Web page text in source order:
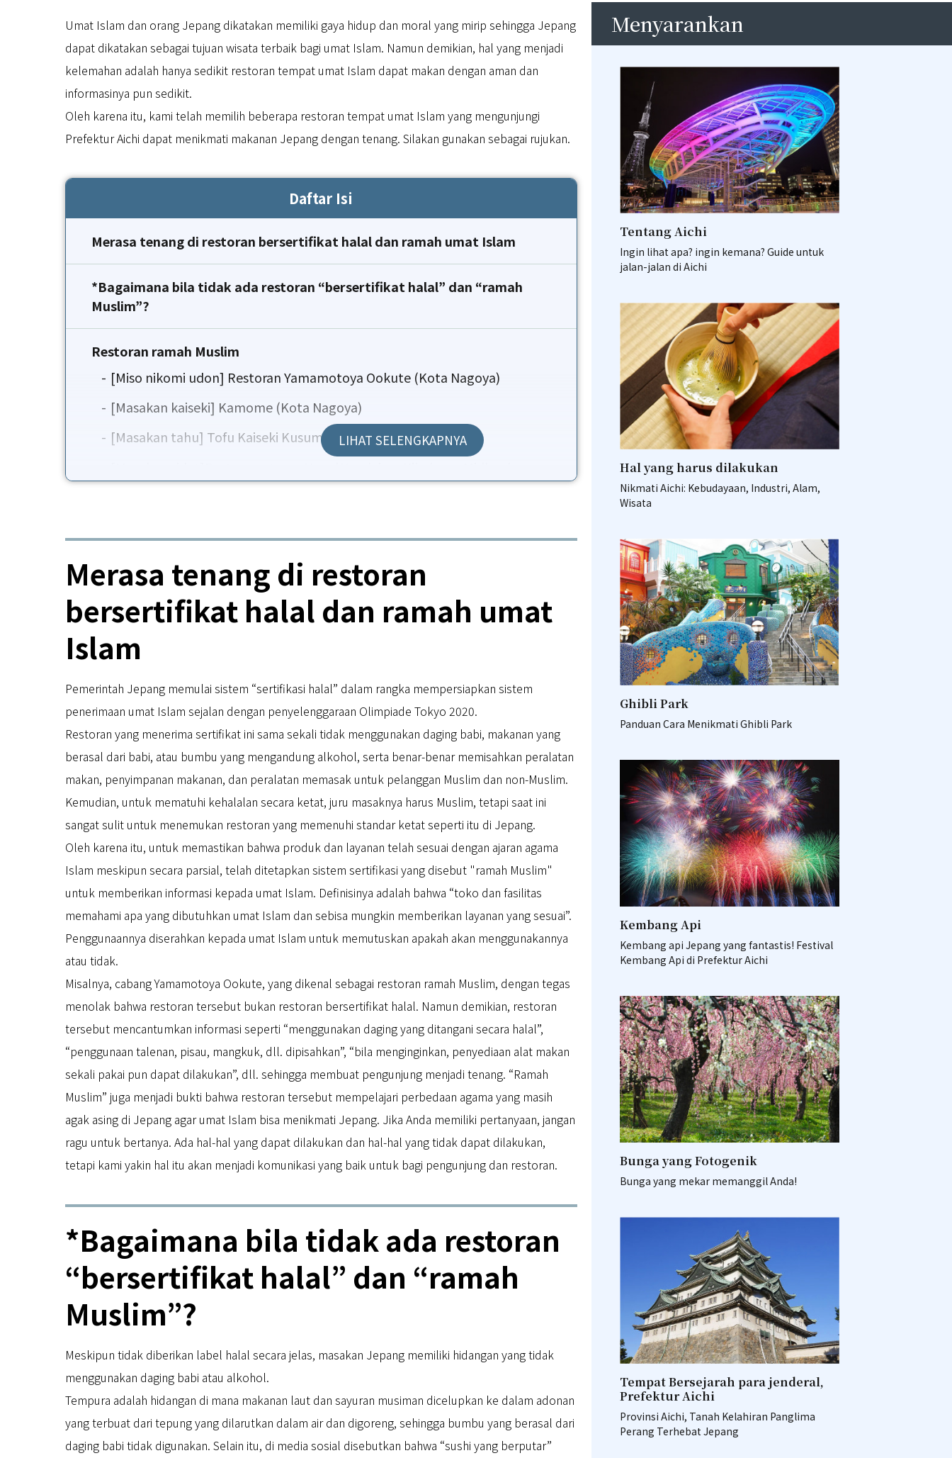
Umat Islam dan orang Jepang dikatakan memiliki gaya hidup dan moral yang mirip sehingga Jepang
dapat dikatakan sebagai tujuan wisata terbaik bagi umat Islam. Namun demikian, hal yang menjadi
kelemahan adalah hanya sedikit restoran tempat umat Islam dapat makan dengan aman dan
informasinya pun sedikit.
Oleh karena itu, kami telah memilih beberapa restoran tempat umat Islam yang mengunjungi
Prefektur Aichi dapat menikmati makanan Jepang dengan tenang. Silakan gunakan sebagai rujukan.
Daftar Isi
Merasa tenang di restoran bersertifikat halal dan ramah umat Islam
*Bagaimana bila tidak ada restoran “bersertifikat halal” dan “ramah
Muslim”?
Restoran ramah Muslim
[Miso nikomi udon] Restoran Yamamotoya Ookute (Kota Nagoya)
[Masakan kaiseki] Kamome (Kota Nagoya)
[Masakan tahu] Tofu Kaiseki Kusumura (Kota Nagoya)
Square Nagoya (Kota Nagoya)
[Peta Ramah Muslim]
LIHAT SELENGKAPNYA
Merasa tenang di restoran
bersertifikat halal dan ramah umat
Islam
Pemerintah Jepang memulai sistem “sertifikasi halal” dalam rangka mempersiapkan sistem
penerimaan umat Islam sejalan dengan penyelenggaraan Olimpiade Tokyo 2020.
Restoran yang menerima sertifikat ini sama sekali tidak menggunakan daging babi, makanan yang
berasal dari babi, atau bumbu yang mengandung alkohol, serta benar-benar memisahkan peralatan
makan, penyimpanan makanan, dan peralatan memasak untuk pelanggan Muslim dan non-Muslim.
Kemudian, untuk mematuhi kehalalan secara ketat, juru masaknya harus Muslim, tetapi saat ini
sangat sulit untuk menemukan restoran yang memenuhi standar ketat seperti itu di Jepang.
Oleh karena itu, untuk memastikan bahwa produk dan layanan telah sesuai dengan ajaran agama
Islam meskipun secara parsial, telah ditetapkan sistem sertifikasi yang disebut "ramah Muslim"
untuk memberikan informasi kepada umat Islam. Definisinya adalah bahwa “toko dan fasilitas
memahami apa yang dibutuhkan umat Islam dan sebisa mungkin memberikan layanan yang sesuai”.
Penggunaannya diserahkan kepada umat Islam untuk memutuskan apakah akan menggunakannya
atau tidak.
Misalnya, cabang Yamamotoya Ookute, yang dikenal sebagai restoran ramah Muslim, dengan tegas
menolak bahwa restoran tersebut bukan restoran bersertifikat halal. Namun demikian, restoran
tersebut mencantumkan informasi seperti “menggunakan daging yang ditangani secara halal”,
“penggunaan talenan, pisau, mangkuk, dll. dipisahkan”, “bila menginginkan, penyediaan alat makan
sekali pakai pun dapat dilakukan”, dll. sehingga membuat pengunjung menjadi tenang. “Ramah
Muslim” juga menjadi bukti bahwa restoran tersebut mempelajari perbedaan agama yang masih
agak asing di Jepang agar umat Islam bisa menikmati Jepang. Jika Anda memiliki pertanyaan, jangan
ragu untuk bertanya. Ada hal-hal yang dapat dilakukan dan hal-hal yang tidak dapat dilakukan,
tetapi kami yakin hal itu akan menjadi komunikasi yang baik untuk bagi pengunjung dan restoran.
*Bagaimana bila tidak ada restoran
“bersertifikat halal” dan “ramah
Muslim”?
Meskipun tidak diberikan label halal secara jelas, masakan Jepang memiliki hidangan yang tidak
menggunakan daging babi atau alkohol.
Tempura adalah hidangan di mana makanan laut dan sayuran musiman dicelupkan ke dalam adonan
yang terbuat dari tepung yang dilarutkan dalam air dan digoreng, sehingga bumbu yang berasal dari
daging babi tidak digunakan. Selain itu, di media sosial disebutkan bahwa “sushi yang berputar”
Menyarankan
Tentang Aichi
Ingin lihat apa? ingin kemana? Guide untuk
jalan-jalan di Aichi
Hal yang harus dilakukan
Nikmati Aichi: Kebudayaan, Industri, Alam,
Wisata
Ghibli Park
Panduan Cara Menikmati Ghibli Park
Kembang Api
Kembang api Jepang yang fantastis! Festival
Kembang Api di Prefektur Aichi
Bunga yang Fotogenik
Bunga yang mekar memanggil Anda!
Tempat Bersejarah para jenderal,
Prefektur Aichi
Provinsi Aichi, Tanah Kelahiran Panglima
Perang Terhebat Jepang